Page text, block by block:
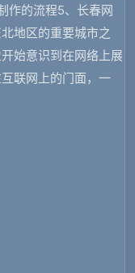
作的流程5、长春网
地区的重要城市之
始意识到在网络上展
联网上的门面，一